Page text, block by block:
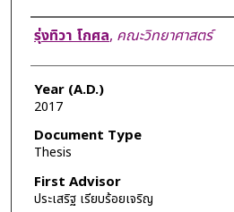
Author
รุ่งทิวา โกศล, คณะวิทยาศาสตร์
Year (A.D.)
2017
Document Type
Thesis
First Advisor
ประเสริฐ เรียบร้อยเจริญ